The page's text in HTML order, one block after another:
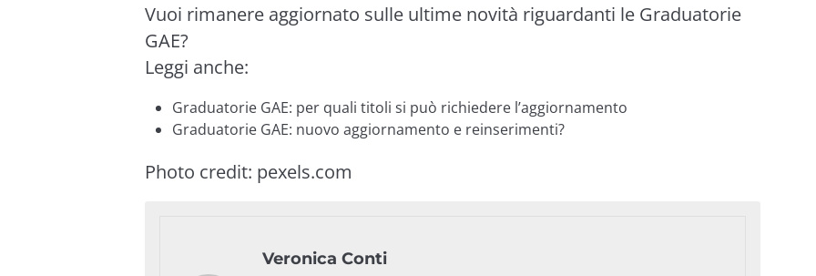
Vuoi rimanere aggiornato sulle ultime novità riguardanti le Graduatorie
GAE?
Leggi anche:
Graduatorie GAE: per quali titoli si può richiedere l’aggiornamento
Graduatorie GAE: nuovo aggiornamento e reinserimenti?
Photo credit: pexels.com
Veronica Conti